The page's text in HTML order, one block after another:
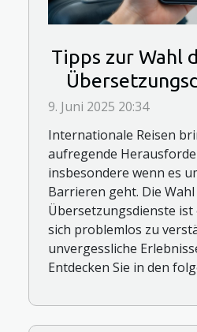
Tipps zur Wahl
9. Juni 2025 20:34
Internationale Reisen
aufregende
insbesondere wenn es
Barrieren geht. Die
Übersetzungsdienste ist
sich problemlos zu
unvergessliche
Entdecken Sie in den